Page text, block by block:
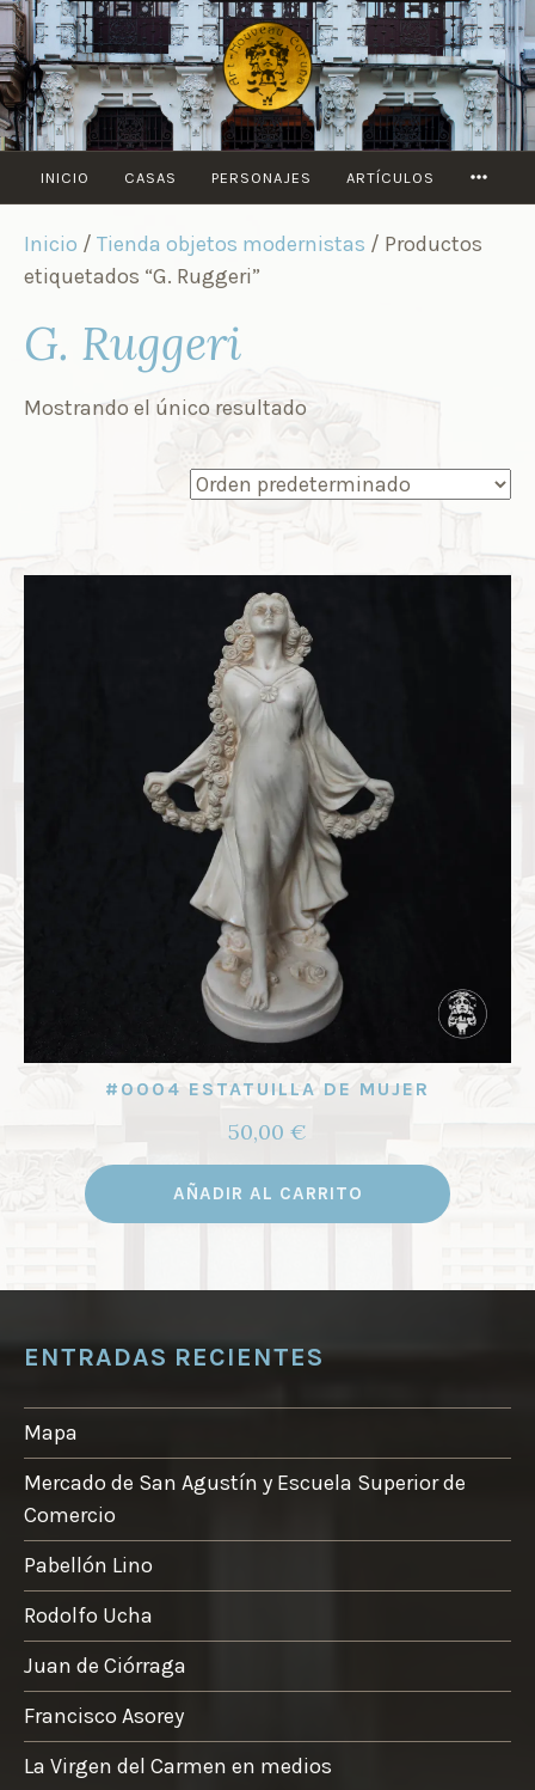
Saltar
al
contenido
INICIO CASAS PERSONAJES ARTÍCULOS
Inicio / Tienda objetos modernistas / Productos
etiquetados “G. Ruggeri”
G. Ruggeri
Mostrando el único resultado
#0004 ESTATUILLA DE MUJER
50,00 €
AÑADIR AL CARRITO
ENTRADAS RECIENTES
Mapa
Mercado de San Agustín y Escuela Superior de
Comercio
Pabellón Lino
Rodolfo Ucha
Juan de Ciórraga
Francisco Asorey
La Virgen del Carmen en medios